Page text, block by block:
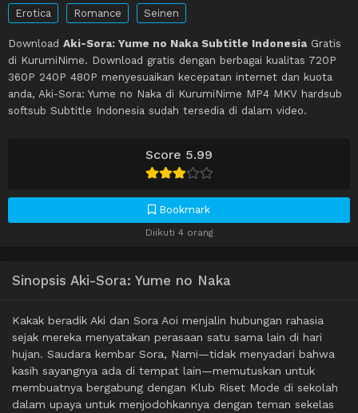
Score 5.99
Bookmark
Diikuti 4 orang
Erotica Romance Seinen
Download Aki-Sora: Yume no Naka Subtitle Indonesia Gratis
di KurumiNime. Download gratis dengan berbagai kualitas 720P
360P 240P 480P menyesuaikan kecepatan internet dan kuota
anda, Aki-Sora: Yume no Naka di KurumiNime MP4 MKV hardsub
softsub Subtitle Indonesia sudah tersedia di dalam video.
Sinopsis Aki-Sora: Yume no Naka
Kakak beradik Aki dan Sora Aoi menjalin hubungan rahasia
sejak mereka menyatakan perasaan satu sama lain di hari
hujan. Saudara kembar Sora, Nami—tidak menyadari bahwa
kasih sayangnya ada di tempat lain—memutuskan untuk
membuatnya bergabung dengan Klub Riset Mode di sekolah
dalam upaya untuk menjodohkannya dengan teman sekelas